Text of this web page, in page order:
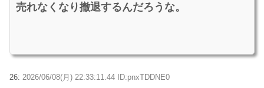
売れなくなり撤退するんだろうな。
26: 2026/06/08(月) 22:33:11.44 ID:pnxTDDNE0